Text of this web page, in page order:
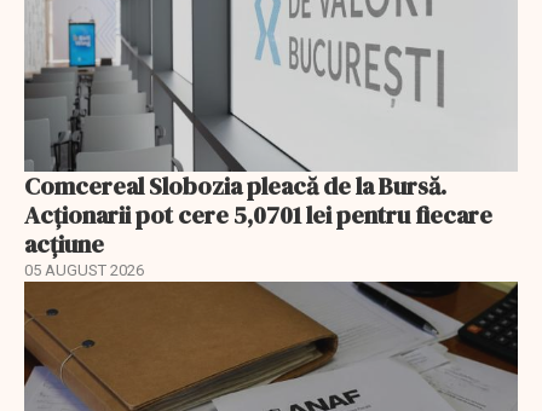
Comcereal Slobozia pleacă de la Bursă.
Acționarii pot cere 5,0701 lei pentru fiecare
acțiune
05 AUGUST 2026